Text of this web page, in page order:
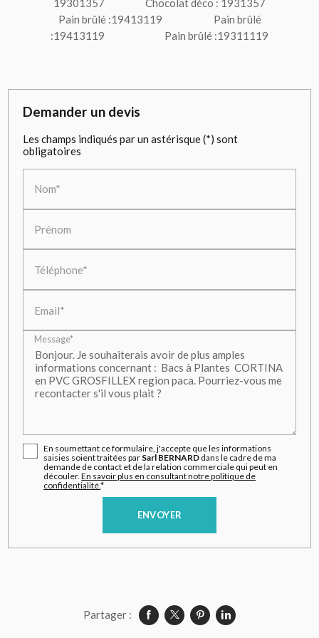
19301357 Chocolat déco : 1931357
Pain brûlé :19413119 Pain brûlé
:19413119 Pain brûlé :19311119
Demander un devis
Les champs indiqués par un astérisque (*) sont
obligatoires
Nom*
Prénom
Téléphone*
Email*
Message*
En soumettant ce formulaire, j'accepte que les informations
saisies soient traitées par Sarl BERNARD dans le cadre de ma
demande de contact et de la relation commerciale qui peut en
découler.En savoir plus en consultant notre politique de
confidentialité.*
Partager :